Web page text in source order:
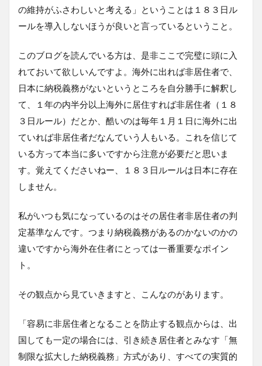
の維持がふさわしいと考える」ということは１８３日ル
ールを導入しないほうが良いと言っているということ。
このブログを読んでいる方は、是非ここで完璧に頭に入
れておいて欲しいんですよ。海外に出れば非居住者で、
日本に納税義務がないというところを自分勝手に解釈し
て、１年の内半分以上海外に居住すれば非居住者（１８
３日ルール）だとか、酷いのは毎年１月１日に海外に出
ていれば非居住者だなんていう人もいる。これを信じて
いる方って本当に多いですから注意が必要だと思いま
す。覚えてくださいねー、１８３日ルールは日本に存在
しません。
私がいつも気になっているのはその居住者非居住者の判
定基準なんです。つまり納税義務があるのかないのかの
違いですから海外在住者にとっては一番重要なポイン
ト。
その観点から見ていきますと、こんなのがあります。
「容易に非居住者となることを防止する観点からは、出
国しても一定の場合には、引き続き居住者とみなす「無
制限な拡大した納税義務」方式があり、すべての実質的